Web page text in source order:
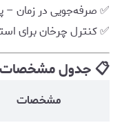
✅ صرفه‌جویی در زمان – پخت تا 50٪ سریع‌تر
✅ کنترل چرخان برای
📋 جدول
مشخصات